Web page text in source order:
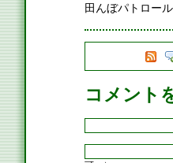
田んぼパトロー
コメント